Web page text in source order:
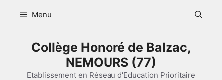
Menu
Collège Honoré de Balzac,
NEMOURS (77)
Etablissement en Réseau d'Education Prioritaire